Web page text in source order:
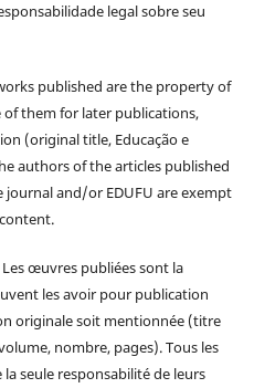
legal sobre seu
published are the property of
them for later publications,
(original title, Educação e
authors of the articles published
and/or EDUFU are exempt
Les œuvres publiées sont la
les avoir pour publication
originale soit mentionnée (titre
nombre, pages). Tous les
seule responsabilité de leurs